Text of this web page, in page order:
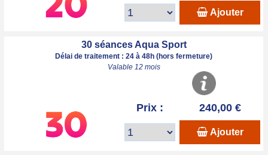
Ajouter
30 séances Aqua Sport
Délai de traitement : 24 à 48h (hors fermeture)
Valable 12 mois
Prix : 240,00 €
Ajouter